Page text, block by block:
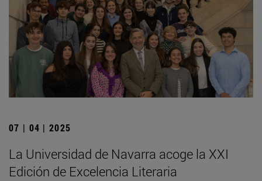
07 | 04 | 2025
La Universidad de Navarra acoge la XXI
Edición de Excelencia Literaria